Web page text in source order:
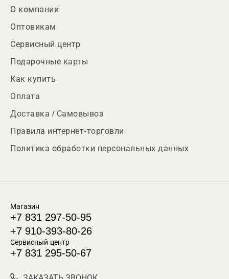
О компании
Оптовикам
Сервисный центр
Подарочные карты
Как купить
Оплата
Доставка / Самовывоз
Правила интернет-торговли
Политика обработки персональных данных
Магазин
+7 831 297-50-95
+7 910-393-80-26
Сервисный центр
+7 831 295-50-67